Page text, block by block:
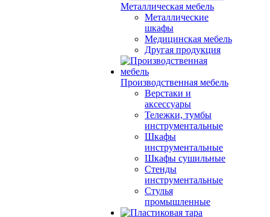
Металлическая мебель
Металлические
шкафы
Медицинская мебель
Другая продукция
Производственная мебель
Верстаки и
аксессуары
Тележки, тумбы
инструментальные
Шкафы
инструментальные
Шкафы сушильные
Стенды
инструментальные
Cтулья
промышленные